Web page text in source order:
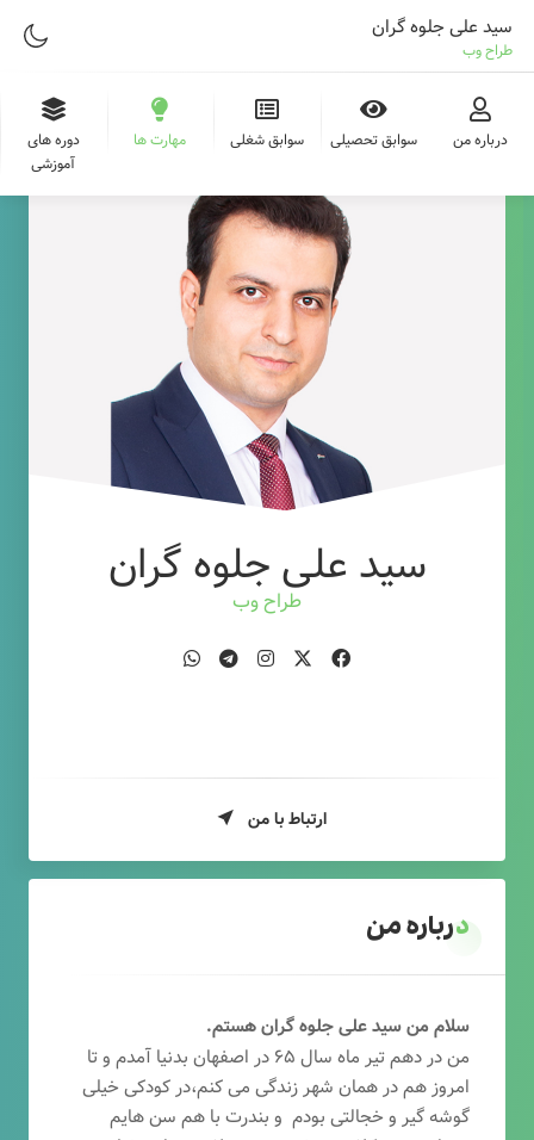
سید علی جلوه گران
طراح وب
درباره من سوابق تحصیلی سوابق شغلی مهارت ها
دوره های
آموزشی
سید علی جلوه گران
طراح وب
ارتباط با من
درباره من
سلام من سید علی جلوه گران هستم.
من در دهم تیر ماه سال ۶۵ در اصفهان بدنیا آمدم و تا
امروز هم در همان شهر زندگی می کنم،در کودکی خیلی
گوشه گیر و خجالتی بودم و بندرت با هم سن هایم